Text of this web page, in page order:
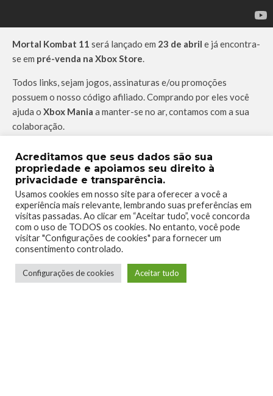
Mortal Kombat 11 será lançado em 23 de abril e já encontra-
se em pré-venda na Xbox Store.
Todos links, sejam jogos, assinaturas e/ou promoções
possuem o nosso código afiliado. Comprando por eles você
ajuda o Xbox Mania a manter-se no ar, contamos com a sua
colaboração.
TAGS
8 HORAS MODO HISTÓRIA MORTAL KOMBAT 11
NETHERREALM STUDIOS PRE VENDA XBOX ONE
Acreditamos que seus dados são sua
propriedade e apoiamos seu direito à
privacidade e transparência.
Usamos cookies em nosso site para oferecer a você a
experiência mais relevante, lembrando suas preferências em
visitas passadas. Ao clicar em “Aceitar tudo”, você concorda
com o uso de TODOS os cookies. No entanto, você pode
visitar "Configurações de cookies" para fornecer um
consentimento controlado.
Configurações de cookies Aceitar tudo